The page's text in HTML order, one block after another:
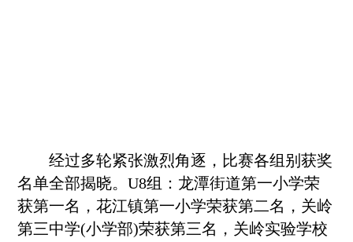
经过多轮紧张激烈角逐，比赛各组别获奖
名单全部揭晓。U8组：龙潭街道第一小学荣
获第一名，花江镇第一小学荣获第二名，关岭
第三中学(小学部)荣获第三名，关岭实验学校